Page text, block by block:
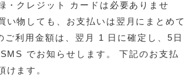
・クレジット カードは必要ありませ
い物しても、お支払いは翌月にまとめて
ご利用金額は、翌月 1 日に確定し、5日
でお知らせします。 下記のお支払
けます。